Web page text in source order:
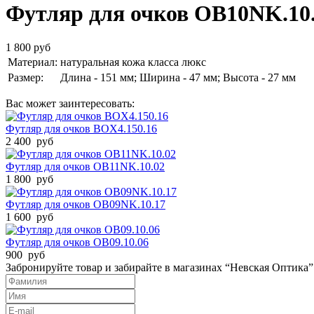
Футляр для очков
1 800 руб
Материал: натуральная кожа класса люкс
Размер:
Длина - 151 мм; Ширина - 47 мм; Высота - 27 мм
Вас может заинтересовать:
Футляр для очков BOX4.150.16
2 400 руб
Футляр для очков OB11NK.10.02
1 800 руб
Футляр для очков OB09NK.10.17
1 600 руб
Футляр для очков OB09.10.06
900 руб
Забронируйте товар и забирайте в магазинах “Невская Оптика”